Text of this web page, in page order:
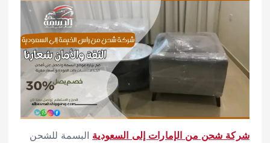
شركة شحن من الإمارات إلى السعودية البسمة للشحن